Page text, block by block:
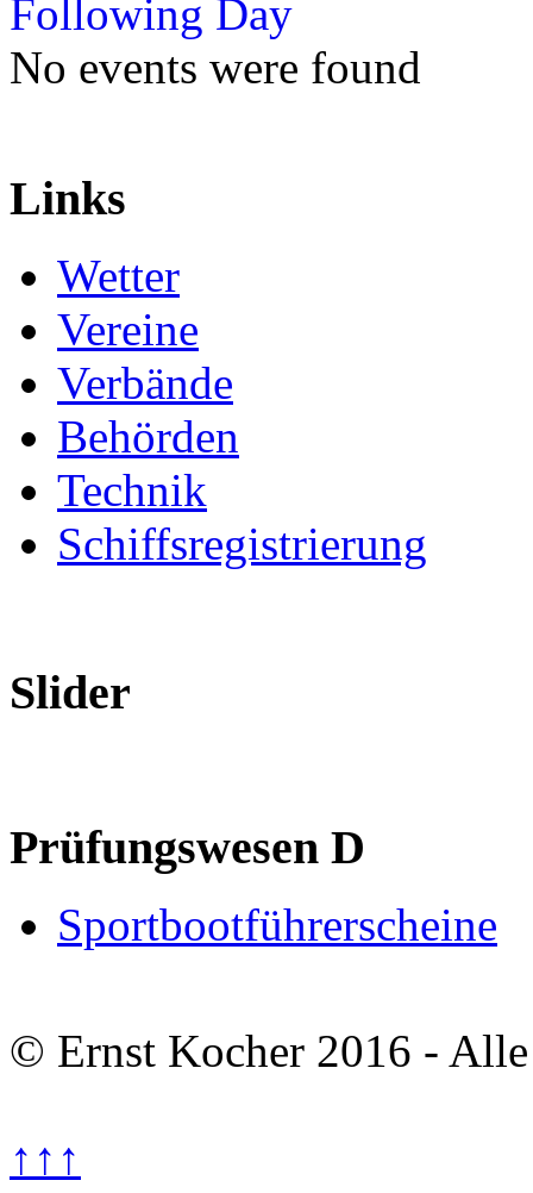
Following Day
No events were found
Links
Wetter
Vereine
Verbände
Behörden
Technik
Schiffsregistrierung
Slider
Prüfungswesen D
Sportbootführerscheine
© Ernst Kocher 2016 -
↑↑↑